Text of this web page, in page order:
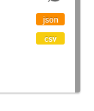
json
csv